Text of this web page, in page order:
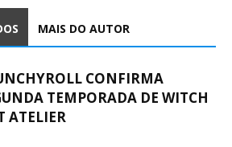
MAIS DO AUTOR
CONFIRMA
TEMPORADA DE WITCH
ATELIER